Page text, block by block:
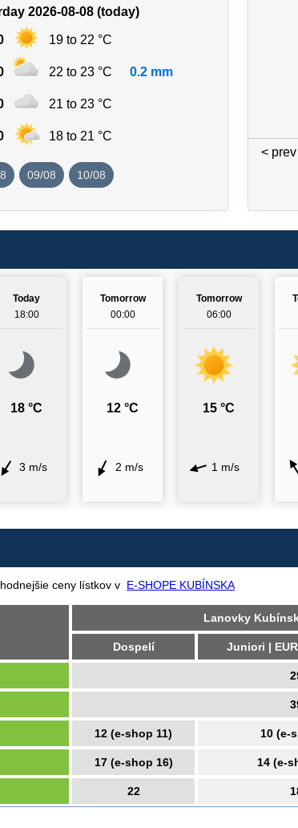
2026-08-08 (today)
19 to 22 °C
22 to 23 °C 0.2 mm
21 to 23 °C
18 to 21 °C
09/08 10/08
< prev
Today
18:00
18 °C
3 m/s
Tomorrow
00:00
12 °C
2 m/s
Tomorrow
06:00
15 °C
1 m/s
ceny lístkov v E-SHOPE KUBÍNSKA
Lanovky
Dospelí Juniori |
12 (e-shop 11) 10 (e-
17 (e-shop 16) 14 (e-
22